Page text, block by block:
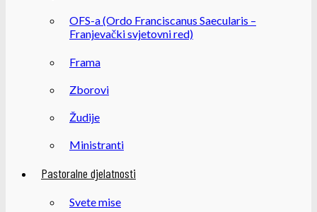
OFS-a (Ordo Franciscanus Saecularis –
Franjevački svjetovni red)
Frama
Zborovi
Žudije
Ministranti
Pastoralne djelatnosti
Svete mise